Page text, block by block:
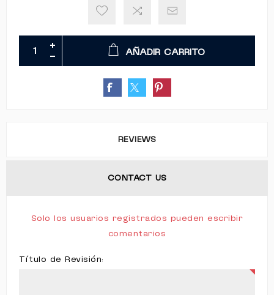
AÑADIR CARRITO
REVIEWS
CONTACT US
Solo los usuarios registrados pueden escribir
comentarios
Título de Revisión: